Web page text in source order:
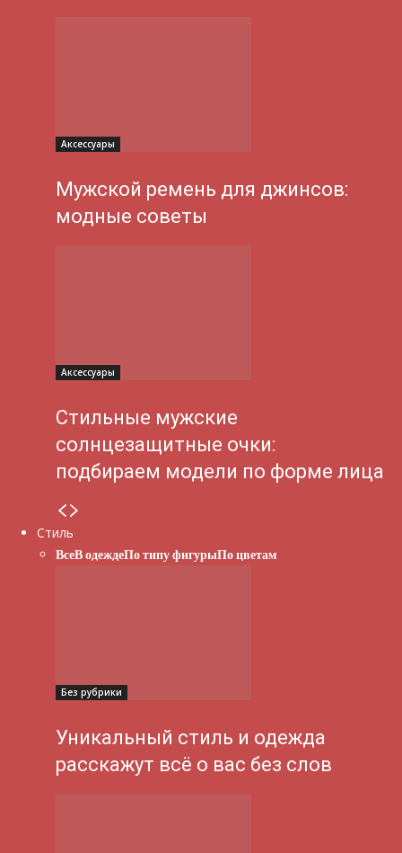
Аксессуары
Мужской ремень для джинсов:
модные советы
Аксессуары
Стильные мужские
солнцезащитные очки:
подбираем модели по форме лица
Стиль
ВсеВ одеждеПо типу фигурыПо цветам
Без рубрики
Уникальный стиль и одежда
расскажут всё о вас без слов